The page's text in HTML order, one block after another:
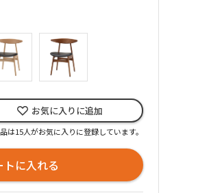
お気に入りに追加
は15人がお気に入りに登録しています。
トに入れる